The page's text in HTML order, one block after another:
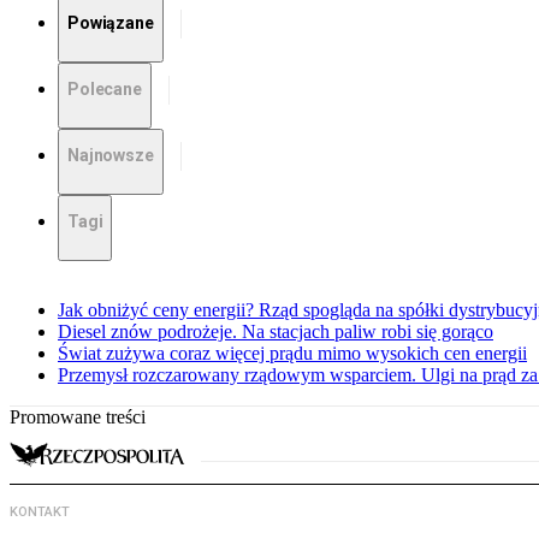
Powiązane
Polecane
Najnowsze
Tagi
Jak obniżyć ceny energii? Rząd spogląda na spółki
Diesel znów podrożeje. Na stacjach paliw robi się gorąco
Świat zużywa coraz więcej prądu mimo wysokich cen energii
Przemysł rozczarowany rządowym wsparciem. Ulgi na prąd za
Promowane treści
KONTAKT